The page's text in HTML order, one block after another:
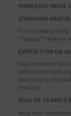
POURQUOI NOUS
LIVRAISON
Frais de port gratuits
l'Espagne*, l'Andorre
EXPÉDITION EN
Nous expédions
sont normalement
heures sur la
vendredi).
PLUS DE 20 ANS
Nous vous